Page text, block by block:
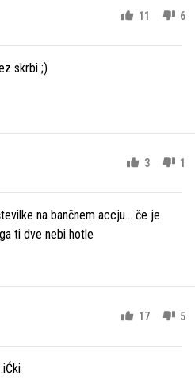
11 6
skrbi ;)
3 1
na bančnem accju... če je
ti dve nebi hotle
17 5